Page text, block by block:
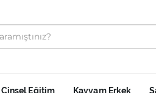
Cinsel Eğitim Kavvam Erkek